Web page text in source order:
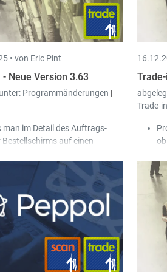
zu erfassen, hinzugefügt.
den Etiketten-Ausdrucken kann
die neuen Felder gefiltert werden.
• von Eric Pint
- Neue Version 3.63
Programmänderungen |
man im Detail des Auftrags-
Bestellschirms auf einen
mittels "Artikel hinzufügen"-
die ausgewählten Artikel als
Unterartikel
Das ermöglicht es die
eines
Artikels im Auftrag
flexibler zu verändern.
Trade-in
soll.